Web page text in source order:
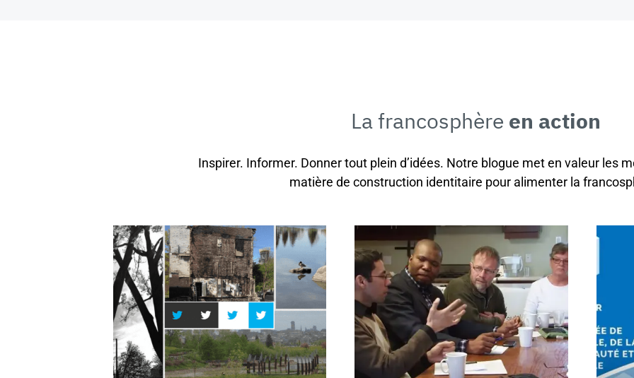
La francosphère en action
Inspirer. Informer. Donner tout plein d’idées. Notre blogue met en valeur les
matière de construction identitaire pour alimenter la